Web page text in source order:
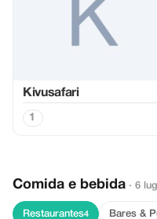
Kivusafari
1
Comida e bebida · 6
Restaurantes4 Bares &